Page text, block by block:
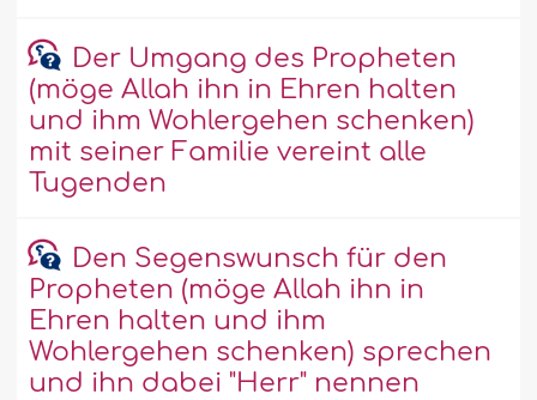
Der Umgang des Propheten
(möge Allah ihn in Ehren halten
und ihm Wohlergehen schenken)
mit seiner Familie vereint alle
Tugenden
Den Segenswunsch für den
Propheten (möge Allah ihn in
Ehren halten und ihm
Wohlergehen schenken) sprechen
und ihn dabei "Herr" nennen